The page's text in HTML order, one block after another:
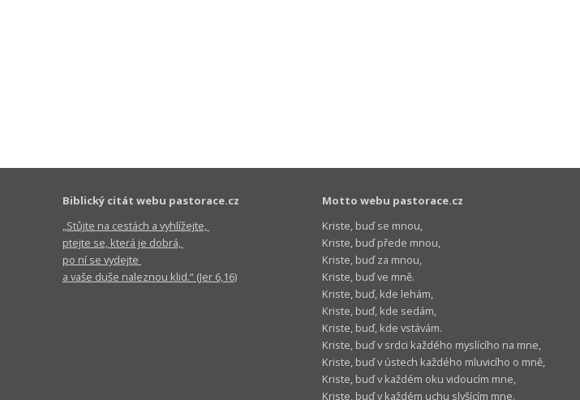
Biblický citát webu pastorace.cz
„Stůjte na cestách a vyhlížejte,
ptejte se, která je dobrá,
po ní se vydejte
a vaše duše naleznou klid.“ (Jer 6,16)
Motto webu pastorace.cz
Kriste, buď se mnou,
Kriste, buď přede mnou,
Kriste, buď za mnou,
Kriste, buď ve mně.
Kriste, buď, kde lehám,
Kriste, buď, kde sedám,
Kriste, buď, kde vstávám.
Kriste, buď v srdci každého myslícího na mne,
Kriste, buď v ústech každého mluvicího o mně,
Kriste, buď v každém oku vidoucím mne,
Kriste, buď v každém uchu slyšícím mne.